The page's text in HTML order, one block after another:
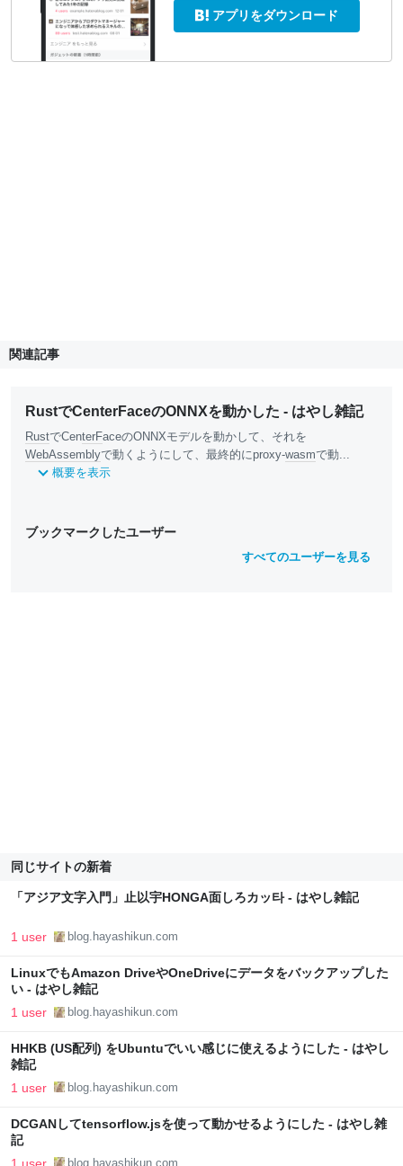
アプリをダウンロード
関連記事
RustでCenterFaceのONNXを動かした - はやし雑記
RustでCenterFaceのONNXモデルを動かして、それを
WebAssemblyで動くようにして、最終的にproxy-wasmで動...
概要を表示
ブックマークしたユーザー
すべてのユーザーを見る
同じサイトの新着
「アジア文字入門」止以宇HONGA面しろカッ타 - はやし雑記
1 user blog.hayashikun.com
LinuxでもAmazon DriveやOneDriveにデータをバックアップした
い - はやし雑記
1 user blog.hayashikun.com
HHKB (US配列) をUbuntuでいい感じに使えるようにした - はやし
雑記
1 user blog.hayashikun.com
DCGANしてtensorflow.jsを使って動かせるようにした - はやし雑
記
1 user blog.hayashikun.com